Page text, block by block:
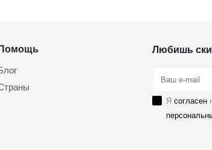
Любишь
Я согласен